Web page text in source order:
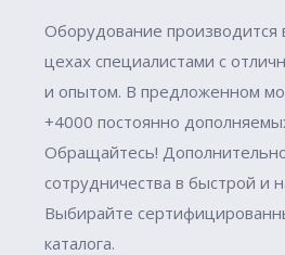
Оборудование производится
цехах специалистами с
и опытом. В предложенном
+4000 постоянно
Обращайтесь!
сотрудничества в быстрой и
Выбирайте
каталога.